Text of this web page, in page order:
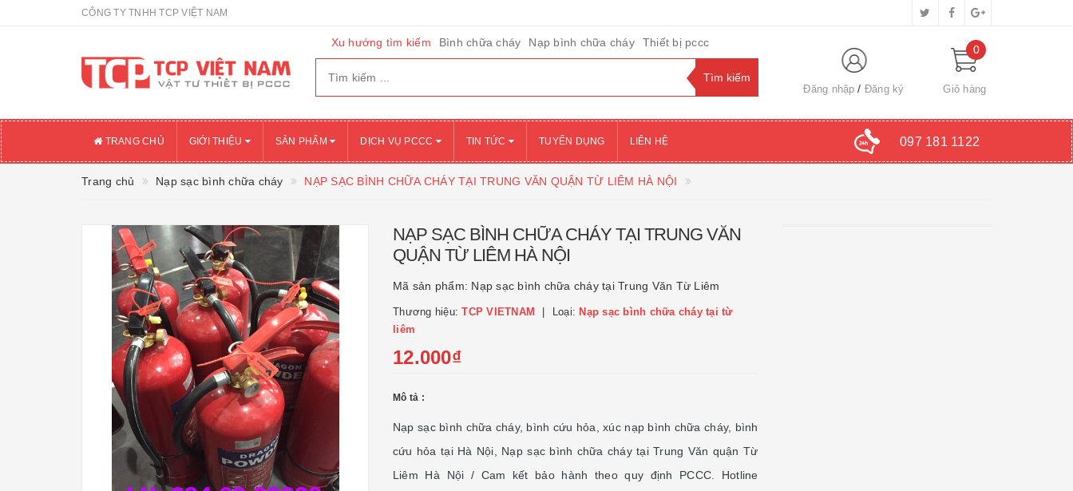
CÔNG TY TNHH TCP VIỆT NAM
Xu hướng tìm kiếm Bình chữa cháy Nạp bình chữa cháy Thiết bị pccc
Đăng nhập Đăng ký
0
Giỏ hàng
TRANG CHỦ GIỚI THIỆU SẢN PHẨM DỊCH VỤ PCCC TIN TỨC TUYỂN DỤNG LIÊN HỆ 097 181 1122
Trang chủ Nạp sạc bình chữa cháy NẠP SẠC BÌNH CHỮA CHÁY TẠI TRUNG VĂN QUẬN TỪ LIÊM HÀ NỘI
NẠP SẠC BÌNH CHỮA CHÁY TẠI TRUNG VĂN
QUẬN TỪ LIÊM HÀ NỘI
Mã sản phẩm: Nạp sạc bình chữa cháy tại Trung Văn Từ Liêm
Thương hiệu:TCP VIETNAM Loại: Nạp sạc bình chữa cháy tại từ
liêm
12.000₫
Mô tả :
Nạp sạc bình chữa cháy, bình cứu hỏa, xúc nạp bình chữa cháy, bình
cứu hỏa tại Hà Nội, Nạp sạc bình chữa cháy tại Trung Văn quận Từ
Liêm Hà Nội / Cam kết bảo hành theo quy định PCCC. Hotline